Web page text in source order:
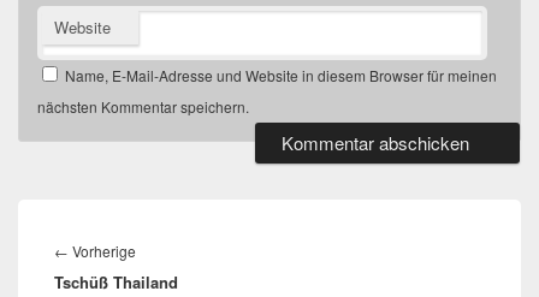
Website
Name, E-Mail-Adresse und Website in diesem Browser für meinen
nächsten Kommentar speichern.
← Vorherige
Beitrag:
Tschüß Thailand